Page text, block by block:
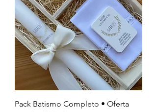
Pack Batismo Completo • Oferta